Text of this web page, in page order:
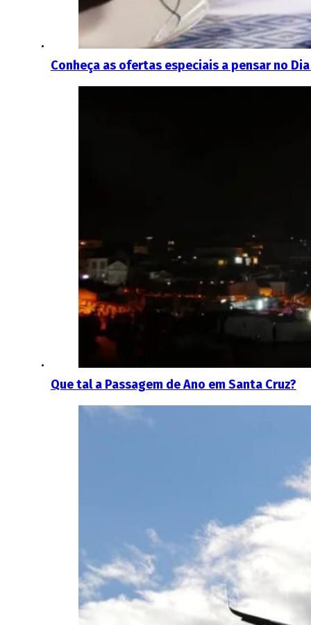
Conheça as ofertas especiais a pensar no
Que tal a Passagem de Ano em Santa Cruz?